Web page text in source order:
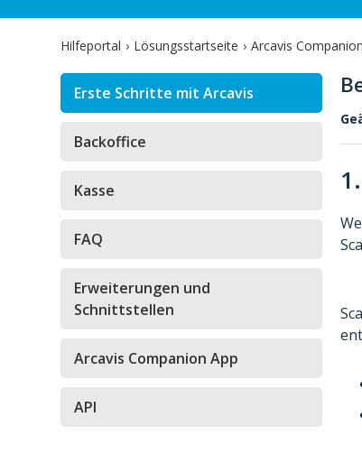
Hilfeportal Lösungsstartseite Arcavis
Erste Schritte mit Arcavis
Backoffice
Kasse
FAQ
Erweiterungen und
Schnittstellen
Arcavis Companion App
API